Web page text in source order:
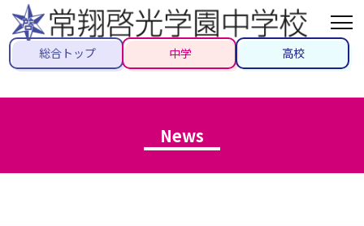
総合トップ 中学 高校
News